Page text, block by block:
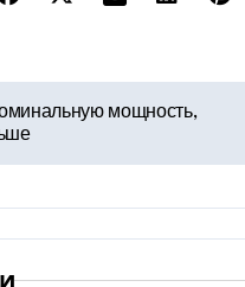
мощность,